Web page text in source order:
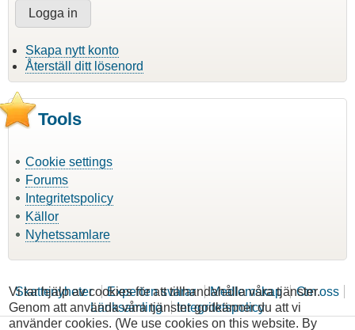
Skapa nytt konto
Återställ ditt lösenord
Tools
Cookie settings
Forums
Integritetspolicy
Källor
Nyhetssamlare
Skattenyheter Experten svarar Medlemskap
Om oss
Länksamling
Integritetspolicy
Vi tar hjälp av cookies för att tillhandahålla våra tjänster.
Genom att använda våra tjänster godkänner du att vi
använder cookies. (We use cookies on this website. By